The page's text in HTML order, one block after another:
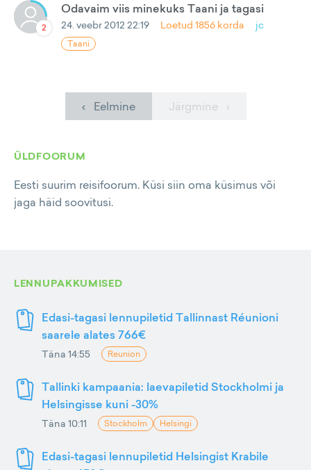
2
Odavaim viis minekuks Taani ja tagasi
24. veebr 2012 22:19 Loetud 1856 korda jc
Taani
‹ Eelmine Järgmine ›
ÜLDFOORUM
Eesti suurim reisifoorum. Küsi siin oma küsimus või
jaga häid soovitusi.
LENNUPAKKUMISED
Edasi-tagasi lennupiletid Tallinnast Réunioni
saarele alates 766€
Täna 14:55 Reunion
Tallinki kampaania: laevapiletid Stockholmi ja
Helsingisse kuni -30%
Täna 10:11 Stockholm Helsingi
Edasi-tagasi lennupiletid Helsingist Krabile